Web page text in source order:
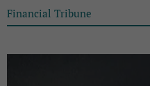
Financial Tribune